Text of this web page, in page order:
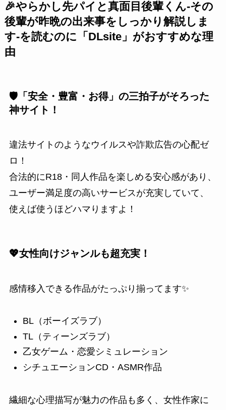
🎉やらかし先パイと真面目後輩くん-その
後輩が昨晩の出来事をしっかり解説しま
す-を読むのに「DLsite」がおすすめな理
由
🛡️「安全・豊富・お得」の三拍子がそろった
神サイト！
違法サイトのようなウイルスや詐欺広告の心配ゼ
ロ！
合法的にR18・同人作品を楽しめる安心感があり、
ユーザー満足度の高いサービスが充実していて、
使えば使うほどハマりますよ！
💖女性向けジャンルも超充実！
感情移入できる作品がたっぷり揃ってます✨
BL（ボーイズラブ）
TL（ティーンズラブ）
乙女ゲーム・恋愛シミュレーション
シチュエーションCD・ASMR作品
繊細な心理描写が魅力の作品も多く、女性作家に